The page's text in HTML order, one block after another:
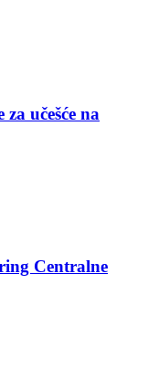
učešće na
Centralne